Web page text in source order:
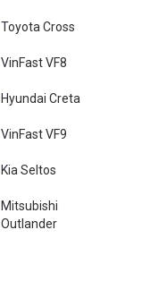
Toyota Cross
VinFast VF8
Hyundai Creta
VinFast VF9
Kia Seltos
Mitsubishi
Outlander